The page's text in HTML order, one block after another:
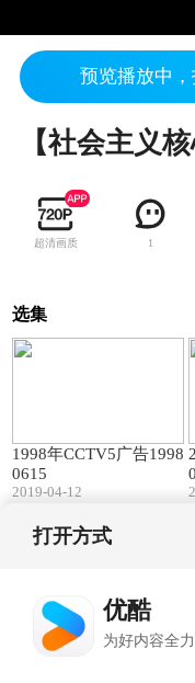
预览播放中
超清画质 1
选集
1998年CCTV5广告1998
0615
2019-04-12
打开方式
优酷
为好内容全